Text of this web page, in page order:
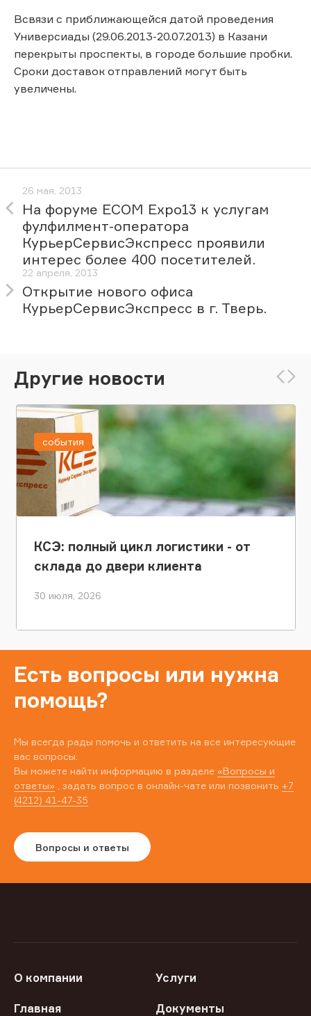
Всвязи с приближающейся датой проведения
Универсиады (29.06.2013-20.07.2013) в Казани
перекрыты проспекты, в городе большие пробки.
Сроки доставок отправлений могут быть
увеличены.
26 мая, 2013
На форуме ECOM Expo13 к услугам
фулфилмент-оператора
КурьерСервисЭкспресс проявили
интерес более 400 посетителей.
22 апреля, 2013
Открытие нового офиса
КурьерСервисЭкспресс в г. Тверь.
Другие новости
КСЭ: полный цикл логистики - от
склада до двери клиента
30 июля, 2026
события
Есть вопросы или нужна
помощь?
Мы всегда рады помочь и ответить на все интересующие
вас вопросы.
Вы можете найти информацию в разделе «Вопросы и
ответы» , задать вопрос в онлайн-чате или позвонить +7
(4212) 41-47-35
Вопросы и ответы
О компании Услуги
Главная Документы